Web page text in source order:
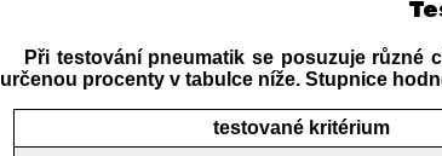
Při testování pneumatik se posuzuje různé
určenou procenty v tabulce níže. Stupnice
testované kritérium